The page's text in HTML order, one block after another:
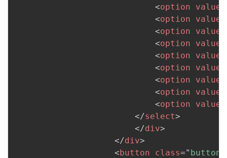
<option value
<option value
<option value
<option value
<option value
<option value
<option value
<option value
<option value
</select>
</div>
</div>
<button class="